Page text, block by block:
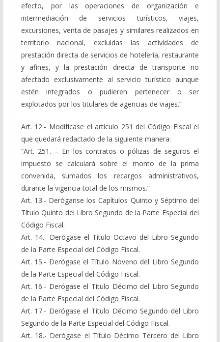
efecto, por las operaciones de organización e
intermediación de servicios turísticos, viajes,
excursiones, venta de pasajes y similares realizados en
territorio nacional, excluidas las actividades de
prestación directa de servicios de hotelería, restaurante
y afines, y la prestación directa de transporte no
afectado exclusivamente al servicio turístico aunque
estén integrados o pudieren pertenecer o ser
explotados por los titulares de agencias de viajes.”
Art. 12.- Modifícase el artículo 251 del Código Fiscal el
que quedará redactado de la siguiente manera:
“Art. 251. – En los contratos o pólizas de seguros el
impuesto se calculará sobre el monto de la prima
convenida, sumados los recargos administrativos,
durante la vigencia total de los mismos.”
Art. 13.- Deróganse los Capítulos Quinto y Séptimo del
Título Quinto del Libro Segundo de la Parte Especial del
Código Fiscal.
Art. 14.- Derógase el Título Octavo del Libro Segundo
de la Parte Especial del Código Fiscal.
Art. 15.- Derógase el Título Noveno del Libro Segundo
de la Parte Especial del Código Fiscal.
Art. 16.- Derógase el Título Décimo del Libro Segundo
de la Parte Especial del Código Fiscal.
Art. 17.- Derógase el Título Décimo Segundo del Libro
Segundo de la Parte Especial del Código Fiscal.
Art. 18.- Derógase el Título Décimo Tercero del Libro